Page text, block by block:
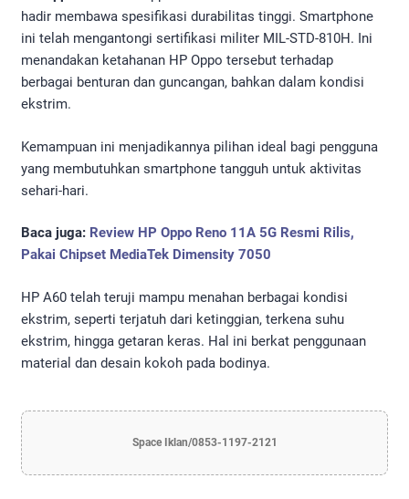
hadir membawa spesifikasi durabilitas tinggi. Smartphone
ini telah mengantongi sertifikasi militer MIL-STD-810H. Ini
menandakan ketahanan HP Oppo tersebut terhadap
berbagai benturan dan guncangan, bahkan dalam kondisi
ekstrim.
Kemampuan ini menjadikannya pilihan ideal bagi pengguna
yang membutuhkan smartphone tangguh untuk aktivitas
sehari-hari.
Baca juga: Review HP Oppo Reno 11A 5G Resmi Rilis,
Pakai Chipset MediaTek Dimensity 7050
HP A60 telah teruji mampu menahan berbagai kondisi
ekstrim, seperti terjatuh dari ketinggian, terkena suhu
ekstrim, hingga getaran keras. Hal ini berkat penggunaan
material dan desain kokoh pada bodinya.
Space Iklan/0853-1197-2121